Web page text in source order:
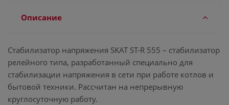
Описание
Стабилизатор напряжения SKAT ST-R 555 – стабилизатор
релейного типа, разработанный специально для
стабилизации напряжения в сети при работе котлов и
бытовой техники. Рассчитан на непрерывную
круглосуточную работу.